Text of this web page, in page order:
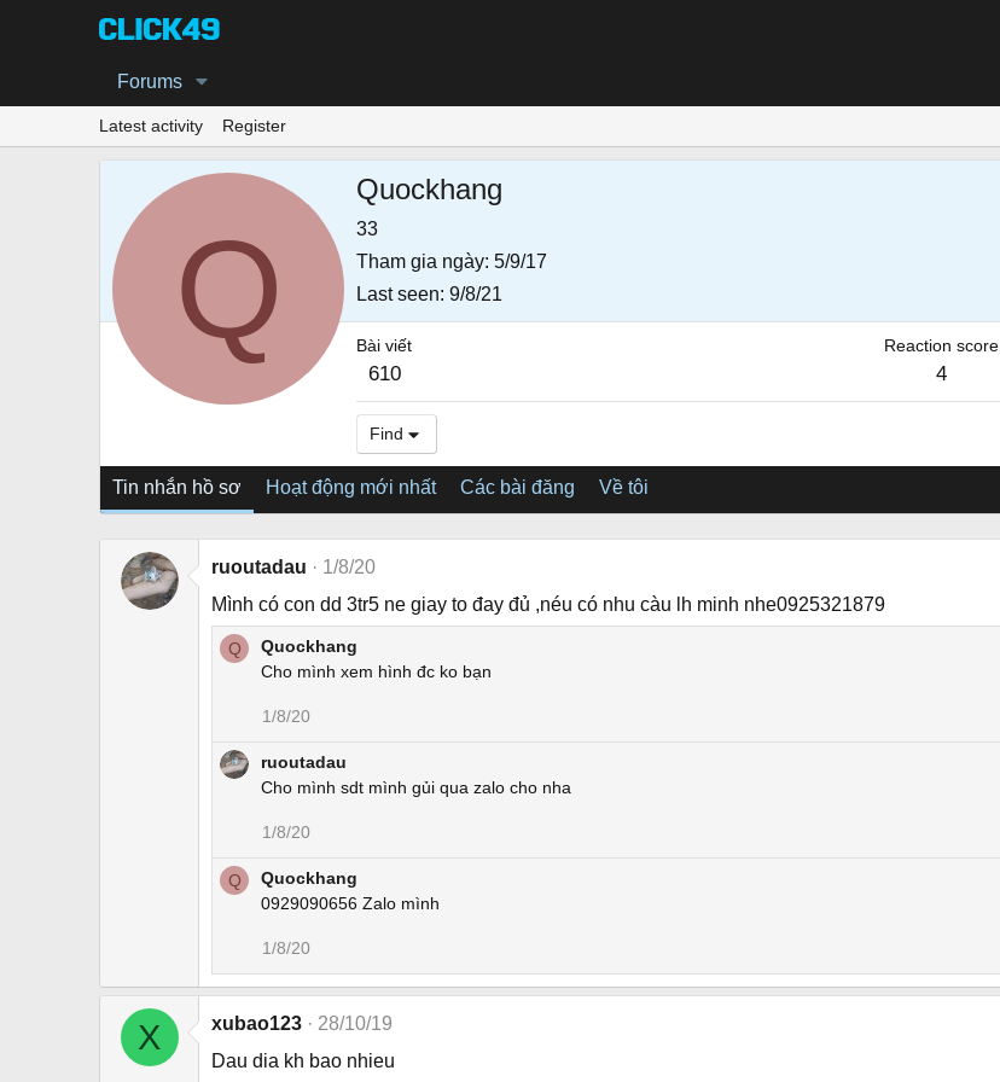
Forums
Latest activity Register
Q
Quockhang
33
Tham gia ngày 5/9/17
Last seen 9/8/21
Bài viết
610
Reaction score
4
Find
Tin nhắn hồ sơ Hoạt động mới nhất Các bài đăng Về tôi
ruoutadau
1/8/20
Mình có con dd 3tr5 ne giay to đay đủ ,néu có nhu càu lh minh nhe0925321879
Q
Quockhang
Cho mình xem hình đc ko bạn
1/8/20
ruoutadau
Cho mình sdt mình gủi qua zalo cho nha
1/8/20
Q
Quockhang
0929090656 Zalo mình
1/8/20
X xubao123
28/10/19
Dau dia kh bao nhieu